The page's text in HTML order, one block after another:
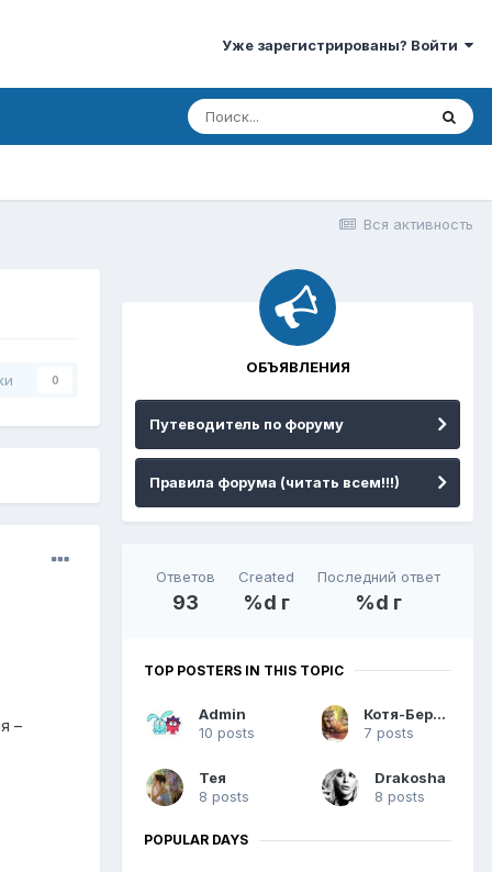
Уже зарегистрированы? Войти
Вся активность
0
–
ОБЪЯВЛЕНИЯ
Путеводитель по форуму
Правила форума (читать всем!!!)
Ответов
93
Created
%d г
Последний ответ
%d г
TOP POSTERS IN THIS TOPIC
Admin
10 posts
Котя-Бергамотя
7 posts
Тея
8 posts
Drakosha
8 posts
POPULAR DAYS